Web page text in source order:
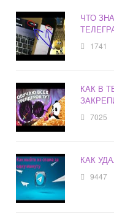
ЧТО
1741
КАК В
7025
КАК
9447